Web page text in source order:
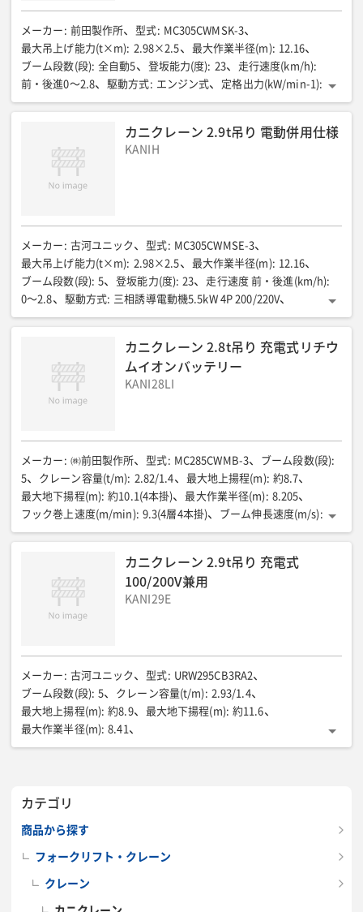
メーカー : 前田製作所 型式: MC305CWMSK-3
最大吊上げ能力(t×m): 2.98×2.5 最大作業半径(m): 12.16
ブーム段数(段): 全自動5 登坂能力(度): 23 走行速度(km/h):
前・後進0〜2.8
駆動方式: エンジン式 定格出力(kW/min-1):
15.2/2500
燃料/タンク容量(L): 軽油/40 輸送時全長(mm):
3900(電動仕様4040)
カニクレーン 2.9t吊り 電動併用仕様
KANIH
メーカー : 古河ユニック 型式: MC305CWMSE-3
最大吊上げ能力(t×m): 2.98×2.5 最大作業半径(m): 12.16
ブーム段数(段): 5 登坂能力(度): 23 走行速度 前・後進(km/h):
0〜2.8
駆動方式: 三相誘導電動機5.5kW 4P 200/220V
定格出力(kW): 15.2 燃料/タンク容量(L): 軽油/40
1695 機械質量(kg) 4040
カニクレーン 2.8t吊り 充電式リチウ
ムイオンバッテリー
KANI28LI
メーカー : ㈱前田製作所 型式: MC285CWMB-3 ブーム段数(段):
5
クレーン容量(t/m): 2.82/1.4 最大地上揚程(m): 約8.7
最大地下揚程(m): 約10.1(4本掛) 最大作業半径(m): 8.205
フック巻上速度(m/min): 9.3(4層4本掛) ブーム伸長速度(m/s):
6.04/22
ブーム巻上速度(度/s): 0〜80/14
1470 質量(kg) 1995
カニクレーン 2.9t吊り 充電式
100/200V兼用
KANI29E
メーカー : 古河ユニック 型式: URW295CB3RA2
ブーム段数(段): 5 クレーン容量(t/m): 2.93/1.4
最大地上揚程(m): 約8.9 最大地下揚程(m): 約11.6
最大作業半径(m): 8.41
フック巻上速度(4層目、ロープ掛数4)(m/min): 標準7.0/高速9.1
旋回範囲/速度(度(連続)/rpm)
2290
カテゴリ
商品から探す
フォークリフト・クレーン
クレーン